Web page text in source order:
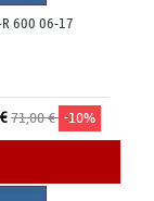
R 600 06-17
71,00 € -10%